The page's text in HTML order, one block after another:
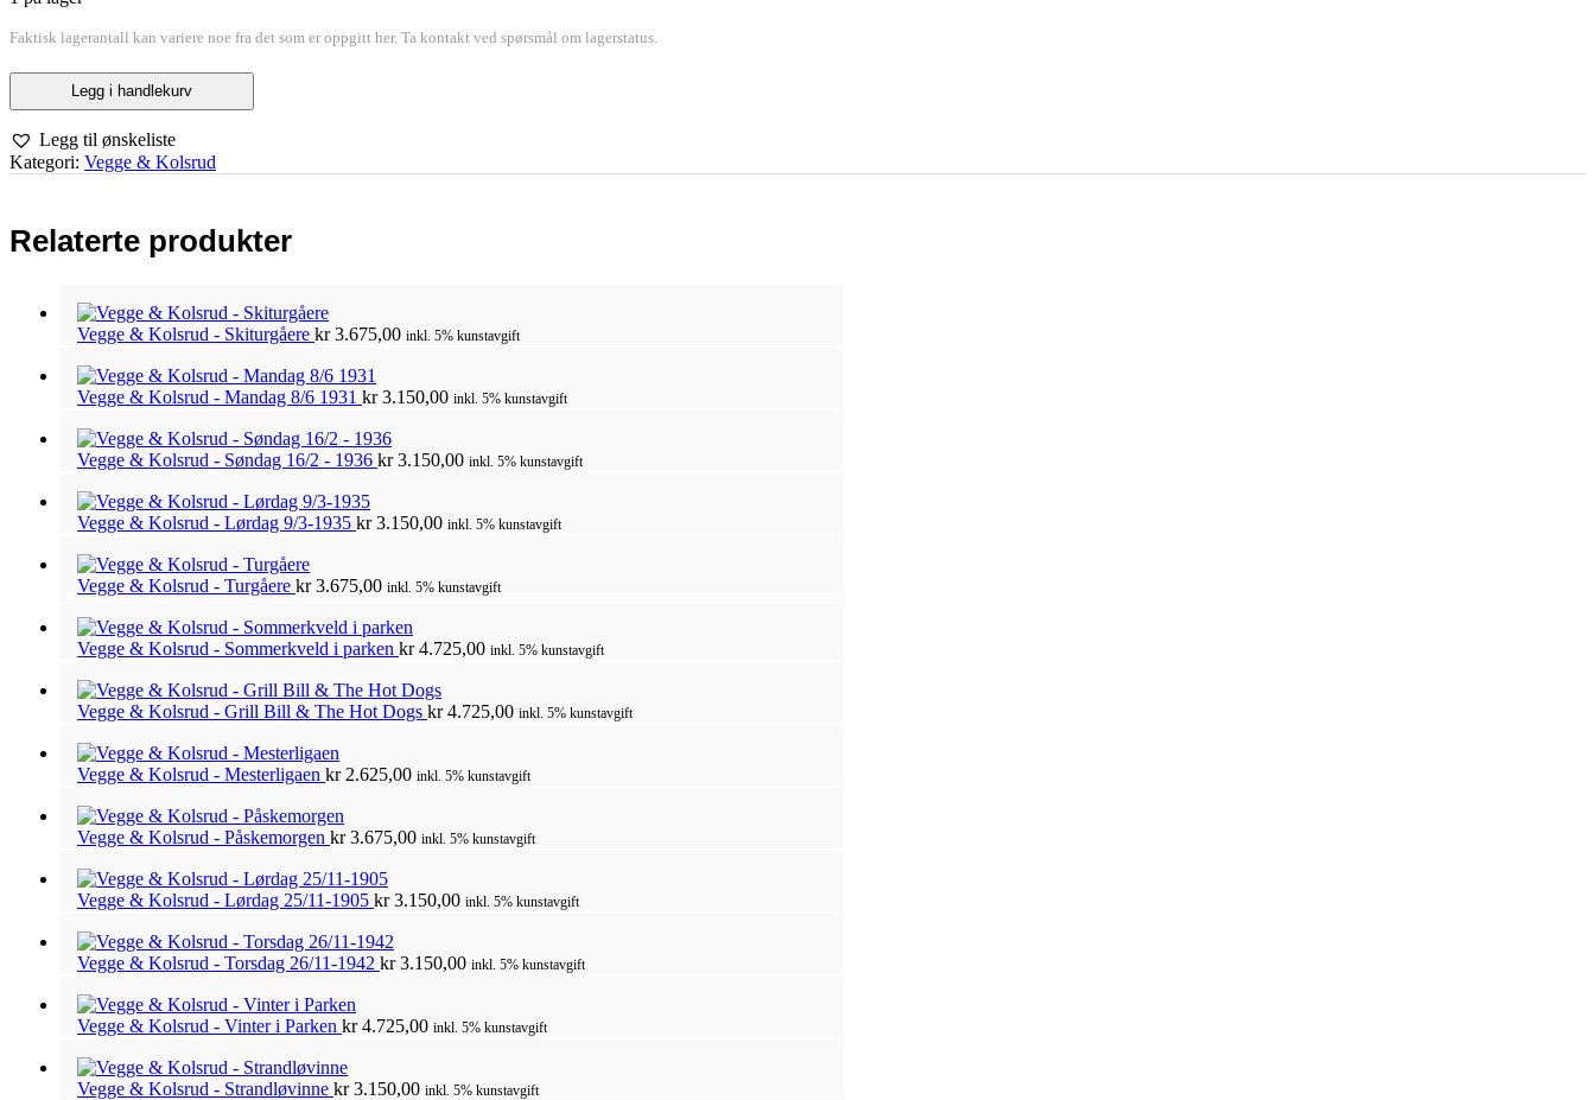
Faktisk lagerantall kan variere noe fra det som er oppgitt her. Ta kontakt ved spørsmål om lagerstatus.
Vegge
&
-
Saturday
antall
Legg i handlekurv
Legg til ønskeliste
Kategori: Vegge & Kolsrud
Relaterte produkter
Vegge & Kolsrud - Skiturgåere kr3.675,00 inkl. 5% kunstavgift
Vegge & Kolsrud - Mandag 8/6 1931 kr3.150,00 inkl. 5% kunstavgift
Vegge & Kolsrud - Søndag 16/2 - 1936 kr3.150,00 inkl. 5% kunstavgift
Vegge & Kolsrud - Lørdag 9/3-1935 kr3.150,00 inkl. 5% kunstavgift
Vegge & Kolsrud - Turgåere kr3.675,00 inkl. 5% kunstavgift
Vegge & Kolsrud - Sommerkveld i parken kr4.725,00 inkl. 5% kunstavgift
Vegge & Kolsrud - Grill Bill & The Hot Dogs kr4.725,00 inkl. 5% kunstavgift
Vegge & Kolsrud - Mesterligaen kr2.625,00 inkl. 5% kunstavgift
Vegge & Kolsrud - Påskemorgen kr3.675,00 inkl. 5% kunstavgift
Vegge & Kolsrud - Lørdag 25/11-1905 kr3.150,00 inkl. 5% kunstavgift
Vegge & Kolsrud - Torsdag 26/11-1942 kr3.150,00 inkl. 5% kunstavgift
Vegge & Kolsrud - Vinter i Parken kr4.725,00 inkl. 5% kunstavgift
Vegge & Kolsrud - Strandløvinne kr3.150,00 inkl. 5% kunstavgift